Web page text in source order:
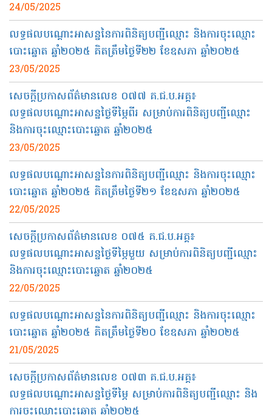
24/05/2025
លទ្ធផលបណ្ដោះអាសន្ននៃការពិនិត្យបញ្ជីឈ្មោះ និងការចុះឈ្មោះ
បោះឆ្នោត ឆ្នាំ២០២៥ គិតត្រឹមថ្ងៃទី២២​ ខែឧសភា ឆ្នាំ២០២៥
23/05/2025
សេចក្តីប្រកាសព័ត៌មានលេខ​ ០៧៧​ គ.ជ.ប.អគ្គ៖
លទ្ធផលបណ្តោះអាសន្នថ្ងៃទីម្ភៃពីរ សម្រាប់ការពិនិត្យបញ្ជីឈ្មោះ
និងការចុះឈ្មោះបោះឆ្នោត ឆ្នាំ២០២៥
23/05/2025
លទ្ធផលបណ្ដោះអាសន្ននៃការពិនិត្យបញ្ជីឈ្មោះ និងការចុះឈ្មោះ
បោះឆ្នោត ឆ្នាំ២០២៥ គិតត្រឹមថ្ងៃទី២១ ខែឧសភា ឆ្នាំ២០២៥
22/05/2025
សេចក្តីប្រកាសព័ត៌មានលេខ ០៧៥ គ.ជ.ប.អគ្គ៖
លទ្ធផលបណ្តោះអាសន្នថ្ងៃទីម្ភៃមួយ សម្រាប់ការពិនិត្យបញ្ជីឈ្មោះ
និងការចុះឈ្មោះបោះឆ្នោត ឆ្នាំ២០២៥
22/05/2025
លទ្ធផលបណ្ដោះអាសន្ននៃការពិនិត្យបញ្ជីឈ្មោះ និងការចុះឈ្មោះ
បោះឆ្នោត ឆ្នាំ២០២៥ គិតត្រឹមថ្ងៃទី២០ ខែឧសភា ឆ្នាំ២០២៥
21/05/2025
សេចក្តីប្រកាសព័ត៌មានលេខ​ ០៧៣ គ.ជ.ប.អគ្គ៖
លទ្ធផលបណ្តោះអាសន្នថ្ងៃទីម្ភៃ សម្រាប់ការពិនិត្យបញ្ជីឈ្មោះ និង
ការចុះឈ្មោះបោះឆ្នោត ឆ្នាំ២០២៥